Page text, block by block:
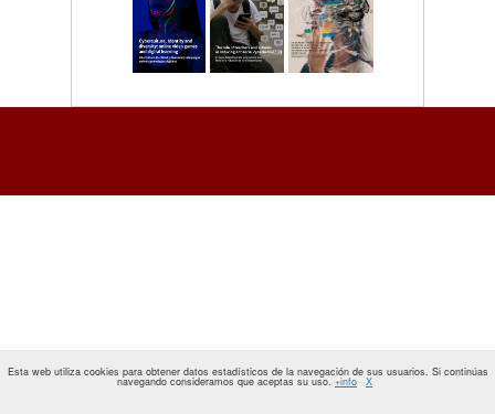
Esta web utiliza cookies para obtener datos estadísticos de la navegación de sus usuarios. Si continúas
navegando consideramos que aceptas su uso. +info X